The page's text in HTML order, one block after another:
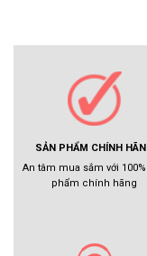
SẢN PHẨM CHÍNH
An tâm mua sắm với
phẩm chính hãng